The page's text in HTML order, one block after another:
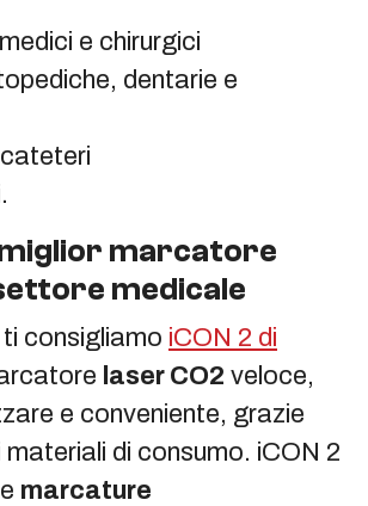
e chirurgici
dentarie e
miglior marcatore
medicale
consigliamo iCON 2 di
laser CO2 veloce,
e conveniente, grazie
materiali di consumo. iCON 2
marcature